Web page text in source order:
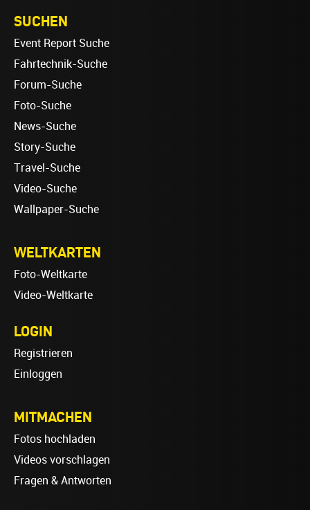
SUCHEN
Event Report Suche
Fahrtechnik-Suche
Forum-Suche
Foto-Suche
News-Suche
Story-Suche
Travel-Suche
Video-Suche
Wallpaper-Suche
WELTKARTEN
Foto-Weltkarte
Video-Weltkarte
LOGIN
Registrieren
Einloggen
MITMACHEN
Fotos hochladen
Videos vorschlagen
Fragen & Antworten